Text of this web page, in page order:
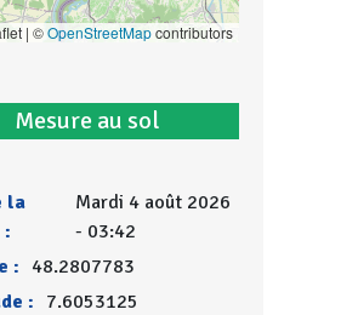
| ©OpenStreetMapcontributors
Mesure au sol
la
:
Mardi 4 août 2026
- 03:42
: 48.2807783
: 7.6053125